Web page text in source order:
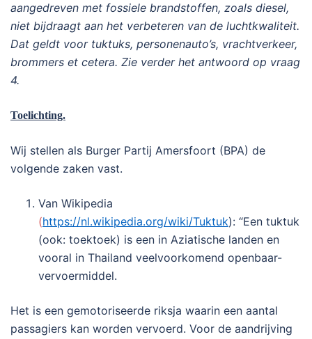
aangedreven met fossiele brandstoffen, zoals diesel,
niet bijdraagt aan het verbeteren van de luchtkwaliteit.
Dat geldt voor tuktuks, personenauto’s, vrachtverkeer,
brommers et cetera. Zie verder het antwoord op vraag
4.
Toelichting.
Wij stellen als Burger Partij Amersfoort (BPA) de
volgende zaken vast.
Van Wikipedia
(https://nl.wikipedia.org/wiki/Tuktuk): “Een tuktuk
(ook: toektoek) is een in Aziatische landen en
vooral in Thailand veelvoorkomend openbaar-
vervoermiddel.
Het is een gemotoriseerde riksja waarin een aantal
passagiers kan worden vervoerd. Voor de aandrijving